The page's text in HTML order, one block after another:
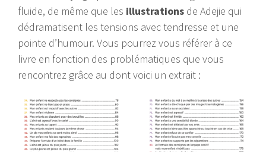
fluide, de même que les illustrations de Adejie qui
dédramatisent les tensions avec tendresse et une
pointe d’humour. Vous pourrez vous référer à ce
livre en fonction des problématiques que vous
rencontrez grâce au dont voici un extrait :